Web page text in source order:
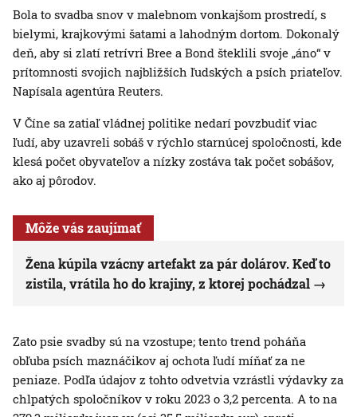
Bola to svadba snov v malebnom vonkajšom prostredí, s
bielymi, krajkovými šatami a lahodným dortom. Dokonalý
deň, aby si zlatí retrívri Bree a Bond šteklili svoje „áno“ v
prítomnosti svojich najbližších ľudských a psích priateľov.
Napísala agentúra Reuters.
V Číne sa zatiaľ vládnej politike nedarí povzbudiť viac
ľudí, aby uzavreli sobáš v rýchlo starnúcej spoločnosti, kde
klesá počet obyvateľov a nízky zostáva tak počet sobášov,
ako aj pôrodov.
Môže vás zaujímať
Žena kúpila vzácny artefakt za pár dolárov. Keď to
zistila, vrátila ho do krajiny, z ktorej pochádzal
Zato psie svadby sú na vzostupe; tento trend poháňa
obľuba psích maznáčikov aj ochota ľudí míňať za ne
peniaze. Podľa údajov z tohto odvetvia vzrástli výdavky za
chlpatých spoločníkov v roku 2023 o 3,2 percenta. A to na